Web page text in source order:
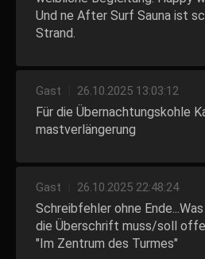
Und ne After Surf Sauna ist
Strand.
Gast 26.10.2025 13:03:12
Für die Übernachtungskohle
mastverlängerung
Gast 26.10.2025 22:48:24
Schreibfehler ohne
die Überschrift muss/soll
"Im Zentrum des Turmes"